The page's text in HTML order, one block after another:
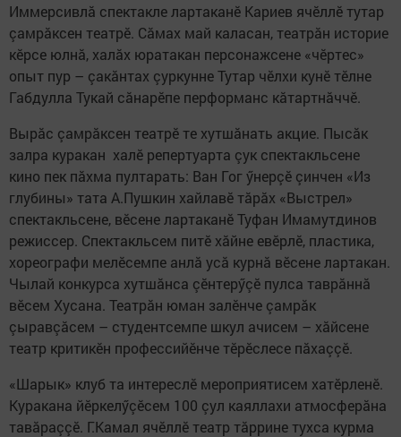
Иммерсивлă спектакле лартаканӗ Кариев ячӗллӗ тутар
çамрăксен театрӗ. Сăмах май каласан, театрăн историе
кӗрсе юлнă, халăх юратакан персонажсене «чӗртес»
опыт пур – çакăнтах çуркунне Тутар чӗлхи кунӗ тӗлне
Габдулла Тукай сăнарӗпе перформанс кăтартнăччӗ.
Вырăс çамрăксен театрӗ те хутшăнать акцие. Пысăк
залра куракан халӗ репертуарта çук спектакльсене
кино пек пăхма пултарать: Ван Гог ӳнерçӗ çинчен «Из
глубины» тата А.Пушкин хайлавӗ тăрăх «Выстрел»
спектакльсене, вӗсене лартаканӗ Туфан Имамутдинов
режиссер. Спектакльсем питӗ хăйне евӗрлӗ, пластика,
хореографи мелӗсемпе анлă усă курнă вӗсене лартакан.
Чылай конкурса хутшăнса çӗнтерӳçӗ пулса таврăннă
вӗсем Хусана. Театрăн юман залӗнче çамрăк
çыравçăсем – студентсемпе шкул ачисем – хăйсене
театр критикӗн профессийӗнче тӗрӗслесе пăхаççӗ.
«Шарык» клуб та интереслӗ мероприятисем хатӗрленӗ.
Куракана йӗркелӳçӗсем 100 çул каяллахи атмосферăна
тавăраççӗ. Г.Камал ячӗллӗ театр тăррине тухса курма